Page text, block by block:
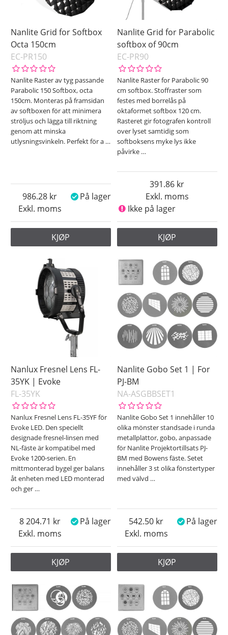
Nanlite Grid for Softbox
Octa 150cm
EC-PR150
Nanlite Raster av tyg passande
Parabolic 150 Softbox, octa
150cm. Monteras på framsidan
av softboxen för att minimera
ströljus och lägga till riktning
genom att minska
utlysningsvinkeln. Perfekt för a …
Exkl. moms
986.28 På lager
KJØP
Nanlite Grid for Parabolic
softbox of 90cm
EC-PR90
Nanlite Raster for Parabolic 90
cm softbox. Stoffraster som
festes med borrelås på
oktaformet softbox 120 cm.
Rasteret gir fotografen kontroll
over lyset samtidig som
softboksens myke lys ikke
påvirke …
Exkl. moms
391.86
Ikke på lager
KJØP
Nanlux Fresnel Lens FL-
35YK | Evoke
FL-35YK
Nanlux Fresnel Lens FL-35YF för
Evoke LED. Den speciellt
designade fresnel-linsen med
NL-fäste är kompatibel med
Evoke 1200-serien. En
mittmonterad bygel ger balans
åt enheten med LED monterad
och ger …
Exkl. moms
8 204.71 På lager
KJØP
Nanlite Gobo Set 1 | For
PJ-BM
NA-ASGBBSET1
Nanlite Gobo Set 1 innehåller 10
olika mönster standsade i runda
metallplattor, gobo, anpassade
för Nanlite Projektortillsats PJ-
BM med Bowens fäste. Setet
innehåller 3 st olika fönstertyper
med välvd …
Exkl. moms
542.50 På lager
KJØP